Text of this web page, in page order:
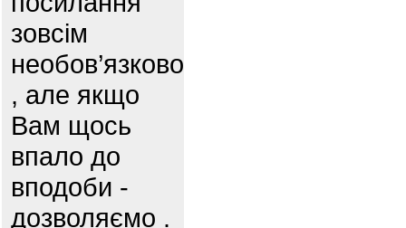
зовсім
необов’язково
, але якщо
Вам щось
впало до
вподоби -
дозволяємо .